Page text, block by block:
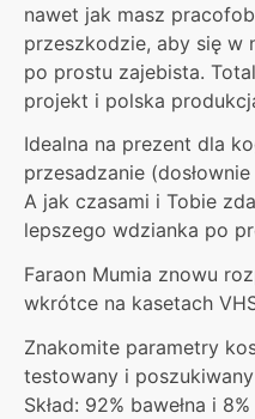
nawet jak masz
przeszkodzie, aby się w
po prostu zajebista.
projekt i polska
Idealna na prezent dla
przesadzanie
A jak czasami i Tobie
lepszego wdzianka po
Faraon Mumia znowu
wkrótce na kasetach
Znakomite parametry
testowany i
Skład: 92% bawełna i